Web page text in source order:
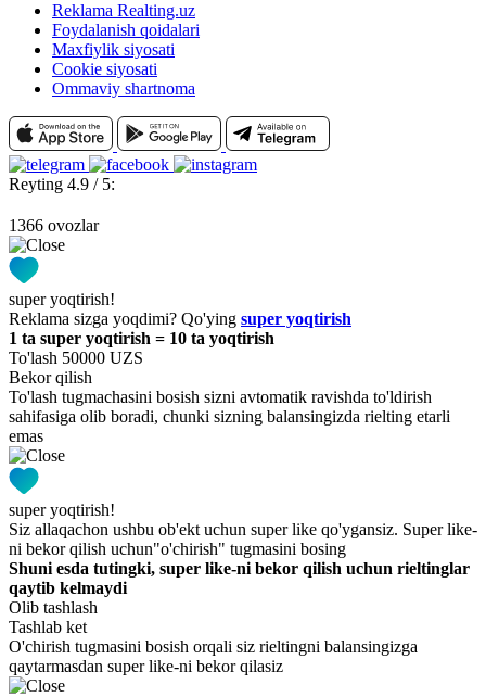
Reklama Realting.uz
Foydalanish qoidalari
Maxfiylik siyosati
Cookie siyosati
Ommaviy shartnoma
Reyting 4.9 / 5:
1366 ovozlar
super yoqtirish!
Reklama sizga yoqdimi? Qo'ying super yoqtirish
1 ta super yoqtirish = 10 ta yoqtirish
To'lash 50000 UZS
Bekor qilish
To'lash tugmachasini bosish sizni avtomatik ravishda to'ldirish
sahifasiga olib boradi, chunki sizning balansingizda rielting etarli
emas
super yoqtirish!
Siz allaqachon ushbu ob'ekt uchun super like qo'ygansiz. Super like-
ni bekor qilish uchun"o'chirish" tugmasini bosing
Shuni esda tutingki, super like-ni bekor qilish uchun rieltinglar
qaytib kelmaydi
Olib tashlash
Tashlab ket
O'chirish tugmasini bosish orqali siz rieltingni balansingizga
qaytarmasdan super like-ni bekor qilasiz